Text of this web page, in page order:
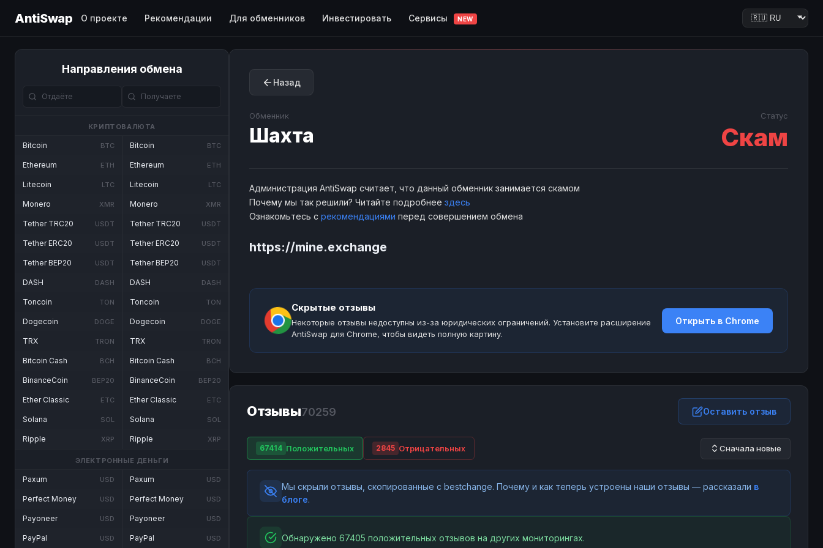
AntiSwap О проекте Рекомендации Для обменников Инвестировать Сервисы NEW
Направления обмена
КРИПТОВАЛЮТА
Bitcoin BTC
Ethereum ETH
Litecoin LTC
Monero XMR
Tether TRC20 USDT
Tether ERC20 USDT
Tether BEP20 USDT
DASH DASH
Toncoin TON
Dogecoin DOGE
TRX TRON
Bitcoin Cash BCH
BinanceCoin BEP20
Ether Classic ETC
Solana SOL
Ripple XRP
Bitcoin BTC
Ethereum ETH
Litecoin LTC
Monero XMR
Tether TRC20 USDT
Tether ERC20 USDT
Tether BEP20 USDT
DASH DASH
Toncoin TON
Dogecoin DOGE
TRX TRON
Bitcoin Cash BCH
BinanceCoin BEP20
Ether Classic ETC
Solana SOL
Ripple XRP
ЭЛЕКТРОННЫЕ ДЕНЬГИ
Paxum USD
Perfect Money USD
Payoneer USD
PayPal USD
Paxum USD
Perfect Money USD
Payoneer USD
PayPal USD
Назад
Обменник
Шахта
Статус
Скам
Администрация AntiSwap считает, что данный обменник занимается скамом
Почему мы так решили? Читайте подробнее здесь
Ознакомьтесь с рекомендациями перед совершением обмена
https://mine.exchange
Скрытые отзывы
Некоторые отзывы недоступны из-за юридических ограничений. Установите расширение
AntiSwap для Chrome, чтобы видеть полную картину.
Открыть в Chrome
Отзывы70259 Оставить отзыв
67414 Положительных 2845 Отрицательных Сначала новые
Мы скрыли отзывы, скопированные с bestchange. Почему и как теперь устроены наши отзывы — рассказали в
блоге.
Обнаружено 67405 положительных отзывов на других мониторингах.